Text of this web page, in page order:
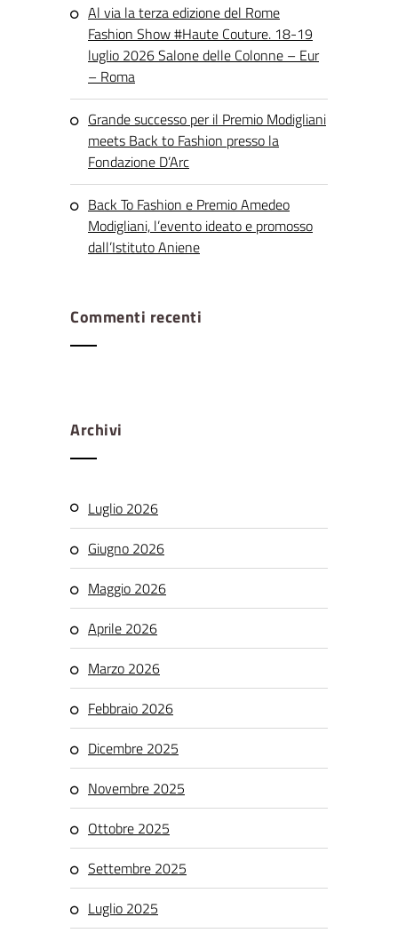
Al via la terza edizione del Rome
Fashion Show #Haute Couture. 18-19
luglio 2026 Salone delle Colonne – Eur
– Roma
Grande successo per il Premio Modigliani
meets Back to Fashion presso la
Fondazione D’Arc
Back To Fashion e Premio Amedeo
Modigliani, l’evento ideato e promosso
dall’Istituto Aniene
Commenti recenti
Archivi
Luglio 2026
Giugno 2026
Maggio 2026
Aprile 2026
Marzo 2026
Febbraio 2026
Dicembre 2025
Novembre 2025
Ottobre 2025
Settembre 2025
Luglio 2025